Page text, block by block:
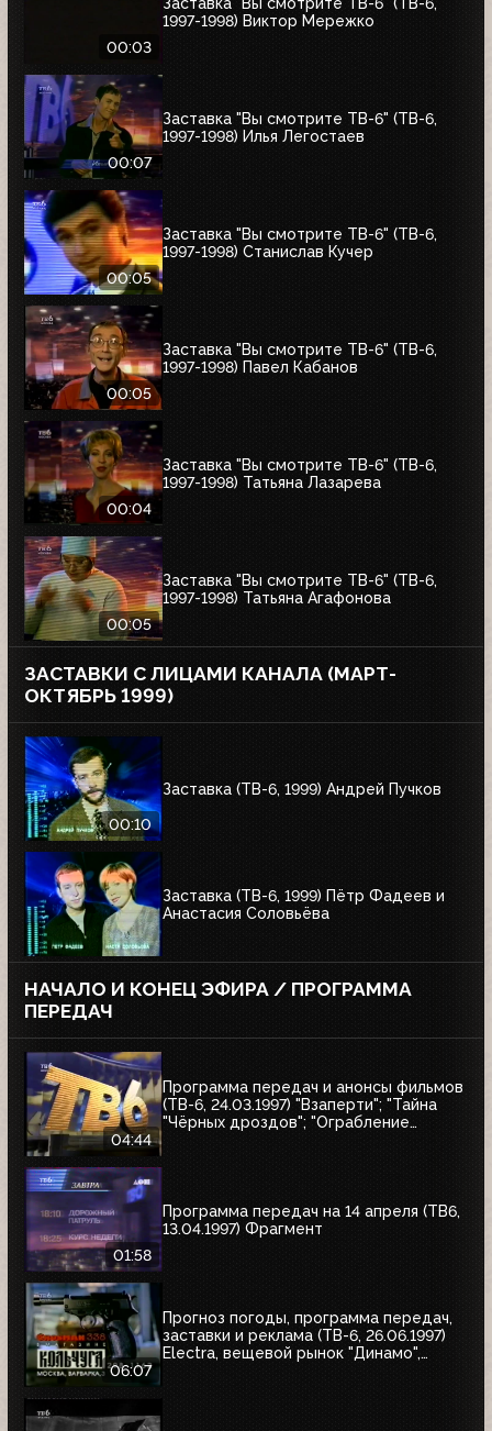
00:03
1997-1998) Виктор Мережко
00:07
Заставка "Вы смотрите ТВ-6" (ТВ-6,
1997-1998) Илья Легостаев
00:05
Заставка "Вы смотрите ТВ-6" (ТВ-6,
1997-1998) Станислав Кучер
00:05
Заставка "Вы смотрите ТВ-6" (ТВ-6,
1997-1998) Павел Кабанов
00:04
Заставка "Вы смотрите ТВ-6" (ТВ-6,
1997-1998) Татьяна Лазарева
00:05
Заставка "Вы смотрите ТВ-6" (ТВ-6,
1997-1998) Татьяна Агафонова
ЗАСТАВКИ С ЛИЦАМИ КАНАЛА (МАРТ-
ОКТЯБРЬ 1999)
00:10
Заставка (ТВ-6, 1999) Андрей Пучков
Заставка (ТВ-6, 1999) Пётр Фадеев и
Анастасия Соловьёва
НАЧАЛО И КОНЕЦ ЭФИРА / ПРОГРАММА
ПЕРЕДАЧ
04:44
Программа передач и анонсы фильмов
(ТВ-6, 24.03.1997) "Взаперти"; "Тайна
"Чёрных дроздов"; "Ограбление
01:58
Программа передач на 14 апреля (ТВ6,
13.04.1997) Фрагмент
06:07
Прогноз погоды, программа передач,
заставки и реклама (ТВ-6, 26.06.1997)
Electra, вещевой рынок "Динамо",